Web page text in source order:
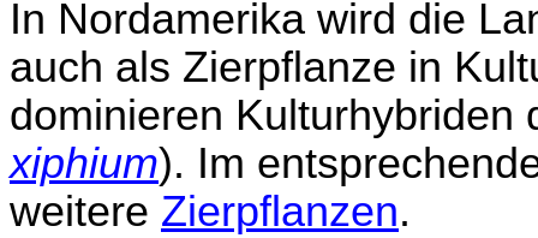
In Nordamerika wird die
auch als Zierpflanze in
dominieren Kulturhybriden
xiphium). Im
weitere Zierpflanzen.